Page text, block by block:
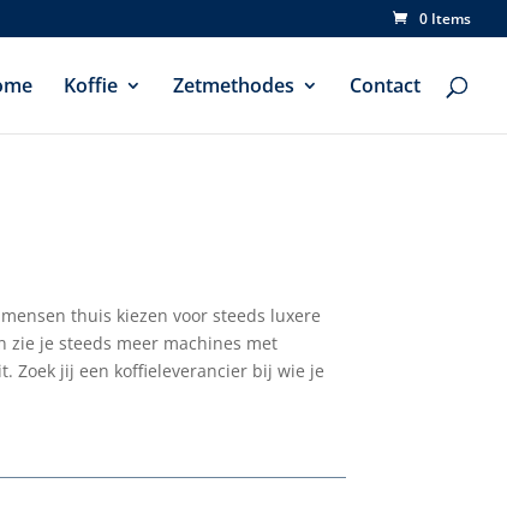
0 Items
Koffie Zetmethodes Contact
thuis kiezen voor steeds luxere
zie je steeds meer machines met
Zoek jij een koffieleverancier bij wie je